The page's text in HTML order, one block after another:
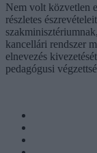
Nem volt közvetlen
részletes
kancellári rendszer
elnevezés
pedagógusi